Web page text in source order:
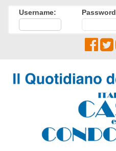
Username: Password